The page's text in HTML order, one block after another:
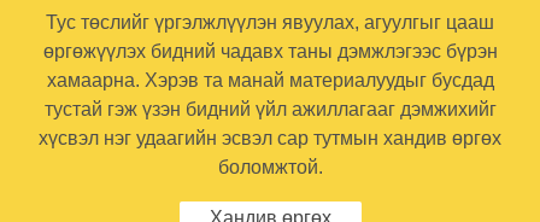
Тус төслийг үргэлжлүүлэн явуулах, агуулгыг цааш
өргөжүүлэх бидний чадавх таны дэмжлэгээс бүрэн
хамаарна. Хэрэв та манай материалуудыг бусдад
тустай гэж үзэн бидний үйл ажиллагааг дэмжихийг
хүсвэл нэг удаагийн эсвэл сар тутмын хандив өргөх
боломжтой.
Хандив өргөх